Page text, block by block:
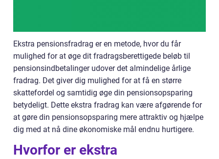
Ekstra pensionsfradrag er en metode, hvor du får
mulighed for at øge dit fradragsberettigede beløb til
pensionsindbetalinger udover det almindelige årlige
fradrag. Det giver dig mulighed for at få en større
skattefordel og samtidig øge din pensionsopsparing
betydeligt. Dette ekstra fradrag kan være afgørende for
at gøre din pensionsopsparing mere attraktiv og hjælpe
dig med at nå dine økonomiske mål endnu hurtigere.
Hvorfor er ekstra